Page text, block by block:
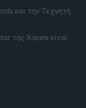
και την Τεχνητή
της Xiaomi είναι